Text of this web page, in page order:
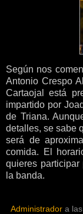
Según nos
Antonio Crespo
Cartaojal está
impartido por
de Triana.
detalles, se sabe
será de
comida. El
quieres
la banda.
Administrador a las